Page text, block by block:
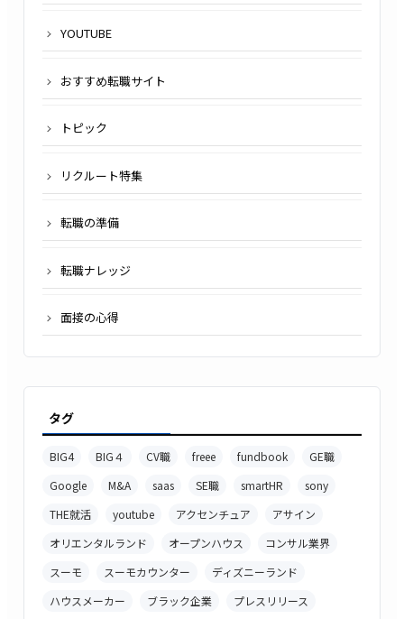
YOUTUBE
おすすめ転職サイト
トピック
リクルート特集
転職の準備
転職ナレッジ
面接の心得
タグ
BIG4 BIG４ CV職 freee fundbook
GE職
Google
M&A saas SE職 smartHR
sony
THE就活
youtube アクセンチュア
アサイン
オリエンタルランド
オープンハウス
コンサル業界
スーモ
スーモカウンター
ディズニーランド
ハウスメーカー
ブラック企業 プレスリリース